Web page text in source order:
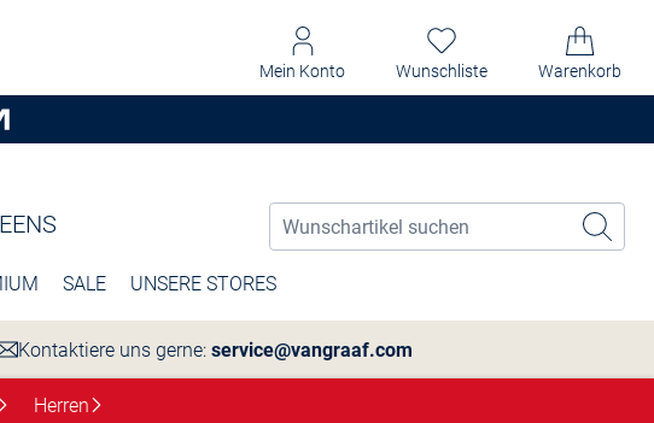
Mein Konto Wunschliste Warenkorb
SALE UNSERE STORES
Kontaktiere uns gerne: service@vangraaf.com
Herren